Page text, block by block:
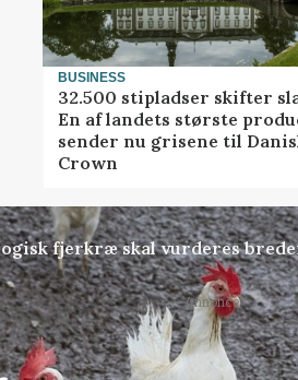
BUSINESS
32.500 stipladser skifter
En af landets største
sender nu grisene til
Crown
fjerkræ skal vurderes
Annonce